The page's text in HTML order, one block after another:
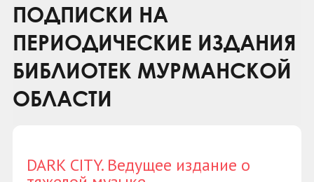
Контакты
ПОДПИСКИ НА
ПЕРИОДИЧЕСКИЕ ИЗДАНИЯ
БИБЛИОТЕК МУРМАНСКОЙ
ОБЛАСТИ
DARK CITY. Ведущее издание о